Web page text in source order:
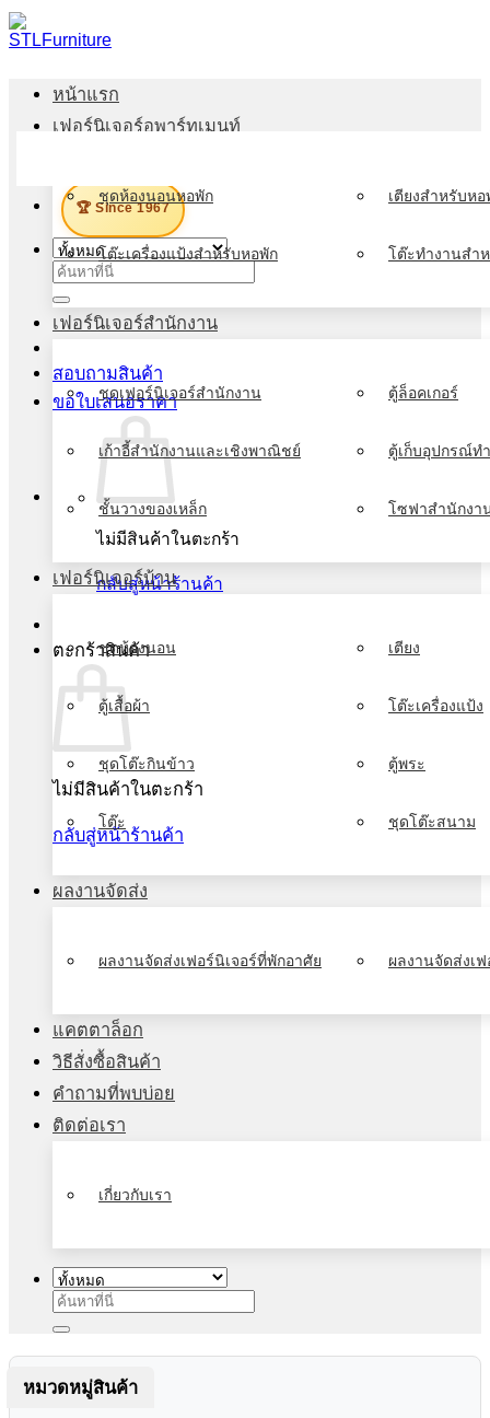
ข้าม
ไป
เนื้อหา
🏆 Since 1967
ค้นหา:
สอบถามสินค้า
ขอใบเสนอราคา
ไม่มีสินค้าในตะกร้า
กลับสู่หน้าร้านค้า
ตะกร้าสินค้า
ไม่มีสินค้าในตะกร้า
กลับสู่หน้าร้านค้า
หน้าแรก
เฟอร์นิเจอร์อพาร์ทเมนท์
ชุดห้องนอนหอพัก เตียงสำหรับหอ
โต๊ะเครื่องแป้งสำหรับหอพัก โต๊ะทำงานสำ
เฟอร์นิเจอร์สำนักงาน
ชุดเฟอร์นิเจอร์สำนักงาน ตู้ล็อคเกอร์
เก้าอี้สำนักงานและเชิงพาณิชย์ ตู้เก็บอุปกรณ์ท
ชั้นวางของเหล็ก โซฟาสำนักงา
เฟอร์นิเจอร์บ้าน
ชุดห้องนอน เตียง
ตู้เสื้อผ้า โต๊ะเครื่องแป้ง
ชุดโต๊ะกินข้าว ตู้พระ
โต๊ะ ชุดโต๊ะสนาม
ผลงานจัดส่ง
ผลงานจัดส่งเฟอร์นิเจอร์ที่พักอาศัย ผลงานจัดส่งเ
แคตตาล็อก
วิธีสั่งซื้อสินค้า
คำถามที่พบบ่อย
ติดต่อเรา
เกี่ยวกับเรา
ค้นหา:
หมวดหมู่สินค้า